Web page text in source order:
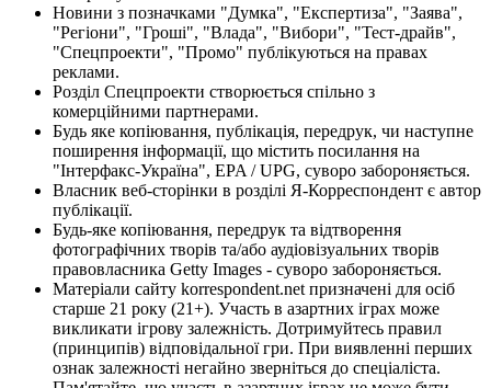
Новини з позначками "Думка", "Експертиза", "Заява",
"Регіони", "Гроші", "Влада", "Вибори", "Тест-драйв",
"Спецпроекти", "Промо" публікуються на правах
реклами.
Розділ Спецпроекти створюється спільно з
комерційними партнерами.
Будь яке копіювання, публікація, передрук, чи наступне
поширення інформації, що містить посилання на
"Інтерфакс-Україна", EPA / UPG, суворо забороняється.
Власник веб-сторінки в розділі Я-Корреспондент є автор
публікації.
Будь-яке копіювання, передрук та відтворення
фотографічних творів та/або аудіовізуальних творів
правовласника Getty Images - суворо забороняється.
Матеріали сайту korrespondent.net призначені для осіб
старше 21 року (21+). Участь в азартних іграх може
викликати ігрову залежність. Дотримуйтесь правил
(принципів) відповідальної гри. При виявленні перших
ознак залежності негайно зверніться до спеціаліста.